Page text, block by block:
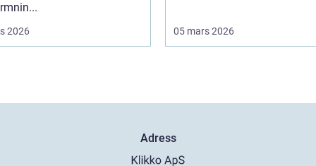
2026 05 mars 2026
Adress